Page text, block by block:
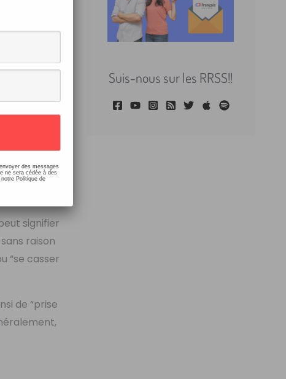
de se
familier,
ou encore
signifier
raison
“se casser
de “prise
Suis-nous sur les RRSS!!
des messages
ne sera cédée à des
Politique de